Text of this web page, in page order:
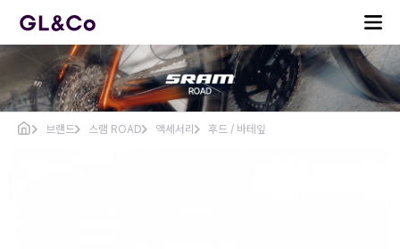
브랜드 스램 ROAD 액세서리 후드 / 바테잎